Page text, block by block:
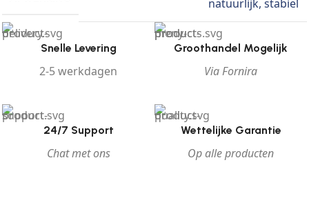
natuurlijk, stabiel
Snelle Levering
2-5 werkdagen
Groothandel Mogelijk
Via Fornira
24/7 Support
Chat met ons
Wettelijke Garantie
Op alle producten